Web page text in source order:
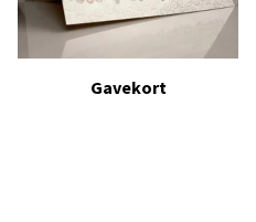
Gavekort